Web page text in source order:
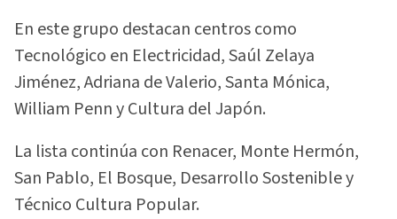
En este grupo destacan centros como
Tecnológico en Electricidad, Saúl Zelaya
Jiménez, Adriana de Valerio, Santa Mónica,
William Penn y Cultura del Japón.
La lista continúa con Renacer, Monte Hermón,
San Pablo, El Bosque, Desarrollo Sostenible y
Técnico Cultura Popular.